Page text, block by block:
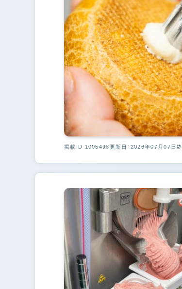
掲載ID 1005498更新日：2026年07月07日